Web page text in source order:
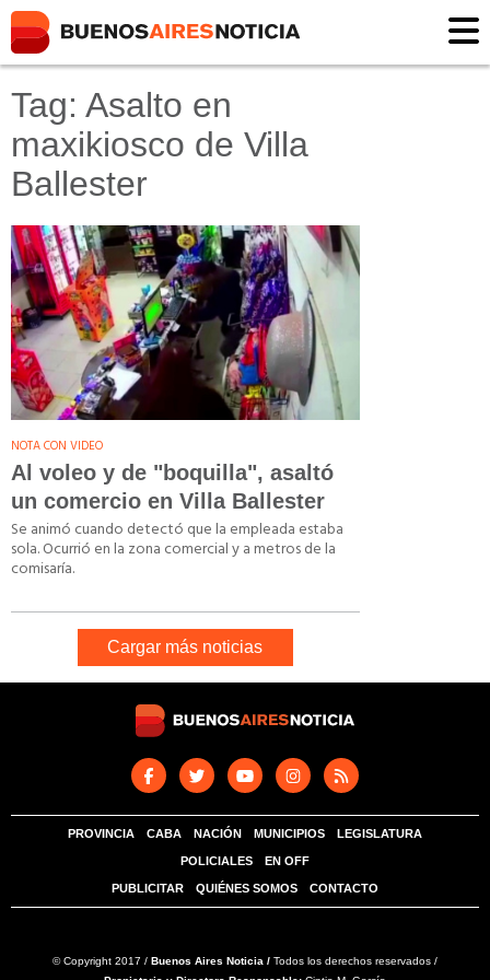
Tag: Asalto en
maxikiosco de Villa
Ballester
NOTA CON VIDEO
Al voleo y de "boquilla", asaltó
un comercio en Villa Ballester
Se animó cuando detectó que la empleada estaba
sola. Ocurrió en la zona comercial y a metros de la
comisaría.
Cargar más noticias
PROVINCIA CABA NACIÓN MUNICIPIOS LEGISLATURA
POLICIALES EN OFF
PUBLICITAR QUIÉNES SOMOS CONTACTO
© Copyright 2017 / Buenos Aires Noticia / Todos los derechos reservados /